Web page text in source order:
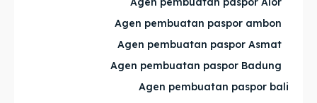
Agen pembuatan paspor ambon
Agen pembuatan paspor Asmat
Agen pembuatan paspor Badung
Agen pembuatan paspor bali